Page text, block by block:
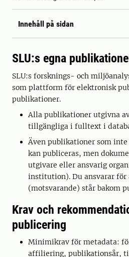
Innehåll på sidan
SLU:s egna
SLU:s forsknings- och
som plattform för elektronisk
publikationer.
Alla publikationer utgivna
tillgängliga i fulltext i
Även publikationer som
kan publiceras, men
utgivare eller ansvarig
institution). Du ansvarar
(motsvarande) står bakom
Krav och
publicering
Minimikrav för metadata:
affiliering, publikationsår,